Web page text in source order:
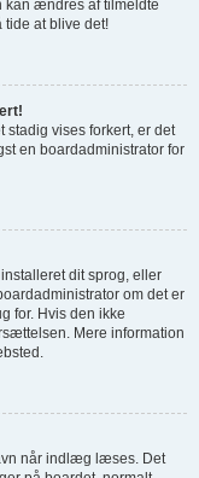
kan ændres af tilmeldte
tide at blive det!
vises forkert, er det
en boardadministrator for
dit sprog, eller
om det er
for. Hvis den ikke
Mere information
når indlæg læses. Det